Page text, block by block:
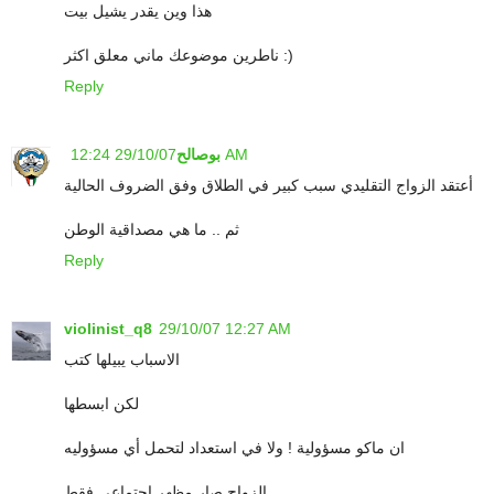
هذا وين يقدر يشيل بيت
ناطرين موضوعك ماني معلق اكثر :)
Reply
بوصالح 29/10/07 12:24 AM
أعتقد الزواج التقليدي سبب كبير في الطلاق وفق الضروف الحالية
ثم .. ما هي مصداقية الوطن
Reply
violinist_q8 29/10/07 12:27 AM
الاسباب يبيلها كتب
لكن ابسطها
ان ماكو مسؤولية ! ولا في استعداد لتحمل أي مسؤوليه